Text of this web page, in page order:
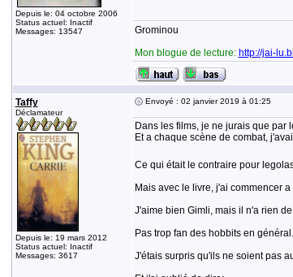
Depuis le: 04 octobre 2006
Status actuel: Inactif
Messages: 13547
Grominou
Mon blogue de lecture: http://jai-
Taffy
Déclamateur
Depuis le: 19 mars 2012
Status actuel: Inactif
Messages: 3617
Envoyé : 02 janvier 2019 à 01:25
Dans les films, je ne jurais que par
Et a chaque scène de combat,
Ce qui était le contraire pour
Mais avec le livre, j'ai commencer a
J'aime bien Gimli, mais il n'a rien
Pas trop fan des hobbits en
J'étais surpris qu'ils ne soient pas